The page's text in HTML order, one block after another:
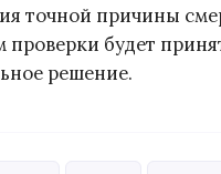
точной причины
проверки будет
решение.